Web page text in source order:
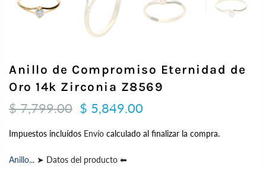
Anillo de Compromiso Eternidad de
Oro 14k Zirconia Z8569
$ 7,799.00 $ 5,849.00
Impuestos incluídos Envío calculado al finalizar la compra.
Anillo... ➤ Datos del producto ⬅